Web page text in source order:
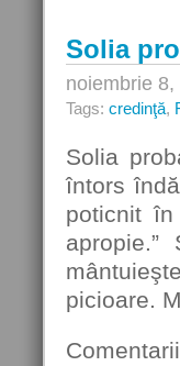
Solia
noiembrie 8,
Tags: credinţă,
Solia
întors
poticnit
picioare.